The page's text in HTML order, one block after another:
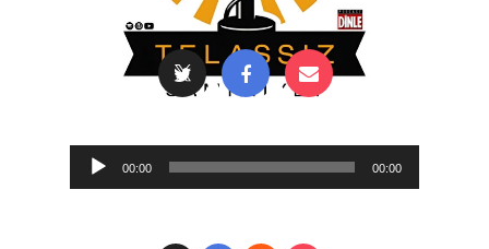
Audio
Player
00:00 00:00